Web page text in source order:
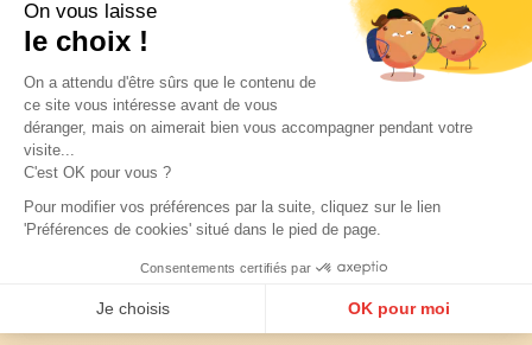
On vous laisse
le choix !
On a attendu d'être sûrs que le contenu de
ce site vous intéresse avant de vous
déranger, mais on aimerait bien vous accompagner pendant votre
visite...
C'est OK pour vous ?
Pour modifier vos préférences par la suite, cliquez sur le lien
'Préférences de cookies' situé dans le pied de page.
Consentements certifiés par
Je choisis OK pour moi
NEWSLETTER LES GRAPPES
Ne manquez aucune
découverte
Chaque semaine, nos experts sélectionnent les meilleurs
vins, les domaines à suivre et les millésimes à ne pas